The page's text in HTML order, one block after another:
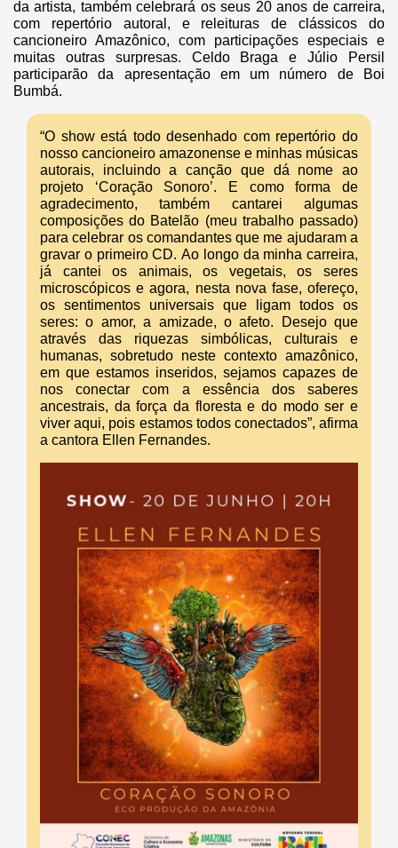
da artista, também celebrará os seus 20 anos de carreira,
com repertório autoral, e releituras de clássicos do
cancioneiro Amazônico, com participações especiais e
muitas outras surpresas. Celdo Braga e Júlio Persil
participarão da apresentação em um número de Boi
Bumbá.
“O show está todo desenhado com repertório do
nosso cancioneiro amazonense e minhas músicas
autorais, incluindo a canção que dá nome ao
projeto ‘Coração Sonoro’. E como forma de
agradecimento, também cantarei algumas
composições do Batelão (meu trabalho passado)
para celebrar os comandantes que me ajudaram a
gravar o primeiro CD. Ao longo da minha carreira,
já cantei os animais, os vegetais, os seres
microscópicos e agora, nesta nova fase, ofereço,
os sentimentos universais que ligam todos os
seres: o amor, a amizade, o afeto. Desejo que
através das riquezas simbólicas, culturais e
humanas, sobretudo neste contexto amazônico,
em que estamos inseridos, sejamos capazes de
nos conectar com a essência dos saberes
ancestrais, da força da floresta e do modo ser e
viver aqui, pois estamos todos conectados”, afirma
a cantora Ellen Fernandes.